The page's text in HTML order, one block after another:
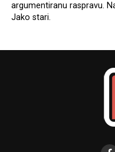
argumentiranu raspravu.
Jako stari.